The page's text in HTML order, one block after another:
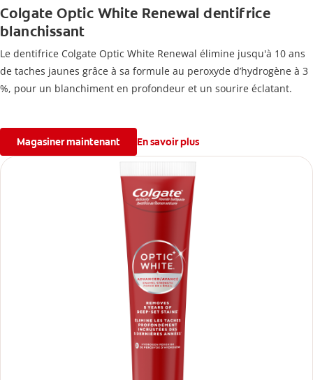
Colgate Optic White Renewal dentifrice
blanchissant
Le dentifrice Colgate Optic White Renewal élimine jusqu'à 10 ans
de taches jaunes grâce à sa formule au peroxyde d’hydrogène à 3
%, pour un blanchiment en profondeur et un sourire éclatant.
Magasiner maintenant En savoir plus